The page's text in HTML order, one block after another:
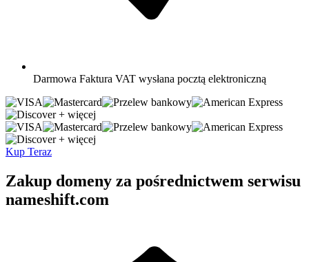
Darmowa Faktura VAT wysłana pocztą elektroniczną
+ więcej
+ więcej
Kup Teraz
Zakup domeny za pośrednictwem serwisu
nameshift.com